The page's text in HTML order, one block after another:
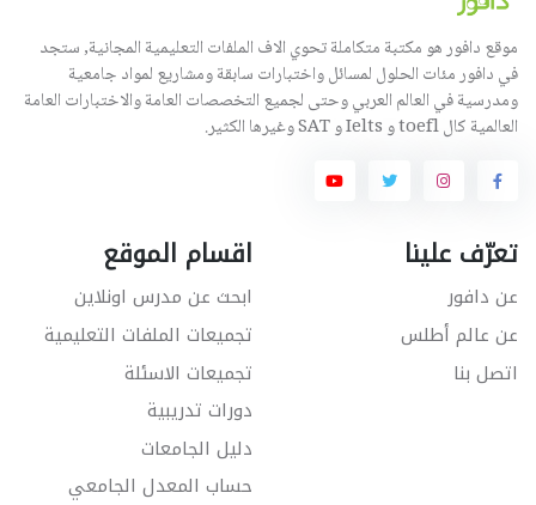
موقع دافور هو مكتبة متكاملة تحوي الاف الملفات التعليمية المجانية, ستجد
في دافور مئات الحلول لمسائل واختبارات سابقة ومشاريع لمواد جامعية
ومدرسية في العالم العربي وحتى لجميع التخصصات العامة والاختبارات العامة
العالمية كال toefl و Ielts و SAT وغيرها الكثير.
تعرّف علينا
عن دافور
عن عالم أطلس
اتصل بنا
اقسام الموقع
ابحث عن مدرس اونلاين
تجميعات الملفات التعليمية
تجميعات الاسئلة
دورات تدريبية
دليل الجامعات
حساب المعدل الجامعي